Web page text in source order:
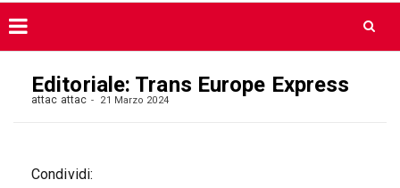
content
Editoriale: Trans Europe Express
attac attac 21 Marzo 2024
Condividi: